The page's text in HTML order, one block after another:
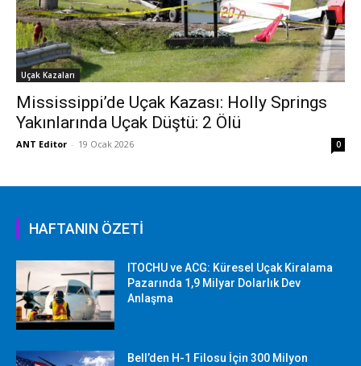
Uçak Kazaları
Mississippi’de Uçak Kazası: Holly Springs
Yakınlarında Uçak Düştü: 2 Ölü
ANT Editor - 19 Ocak 2026 0
HAFTANIN ÖZETİ
ITOCHU ve ACG: Küresel Uçak Kiralama
Pazarında 1,9 Milyar Dolarlık Dev
Anlaşma
Bell’den H-1 Filosu İçin 300 Milyon